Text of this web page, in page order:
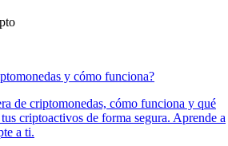
y cómo funciona?
de criptomonedas, cómo funciona y qué
criptoactivos de forma segura. Aprende a
a ti.